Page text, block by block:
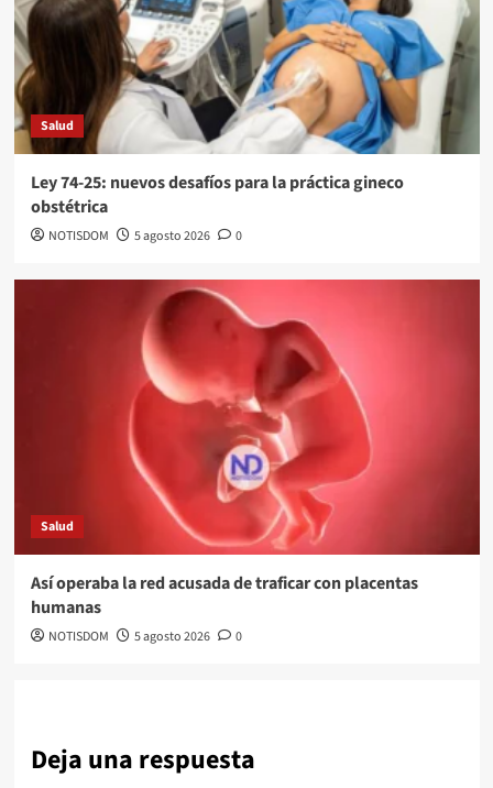
Salud
Ley 74-25: nuevos desafíos para la práctica gineco
obstétrica
NOTISDOM 5 agosto 2026 0
Salud
Así operaba la red acusada de traficar con placentas
humanas
NOTISDOM 5 agosto 2026 0
Deja una respuesta